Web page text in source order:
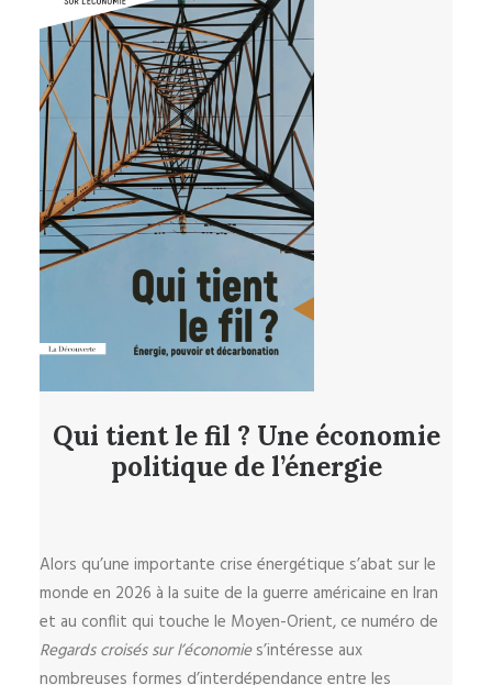
Qui tient le fil ? Une économie
politique de l’énergie
Alors qu’une importante crise énergétique s’abat sur le
monde en 2026 à la suite de la guerre américaine en Iran
et au conflit qui touche le Moyen-Orient, ce numéro de
Regards croisés sur l’économies’intéresse aux
nombreuses formes d’interdépendance entre les